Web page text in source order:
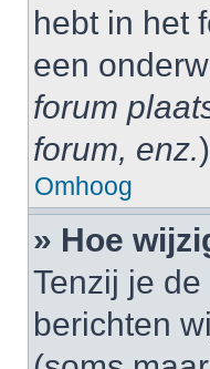
hebt in het
een
forum
forum, enz.
Omhoog
» Hoe
Tenzij je
berichten